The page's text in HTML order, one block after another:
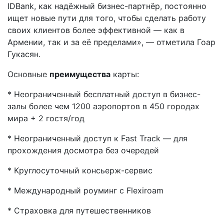
IDBank, как надёжный бизнес-партнёр, постоянно
ищет новые пути для того, чтобы сделать работу
своих клиентов более эффективной — как в
Армении, так и за её пределами», — отметила Гоар
Гукасян.
Основные преимущества карты:
* Неограниченный бесплатный доступ в бизнес-
залы более чем 1200 аэропортов в 450 городах
мира + 2 гостя/год
* Неограниченный доступ к Fast Track — для
прохождения досмотра без очередей
* Круглосуточный консьерж-сервис
* Международный роуминг с Flexiroam
* Страховка для путешественников